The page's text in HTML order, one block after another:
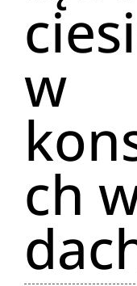
w
ch